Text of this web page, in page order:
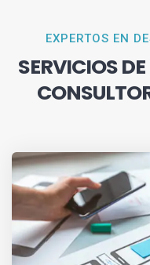
EXPERTOS EN
SERVICIOS